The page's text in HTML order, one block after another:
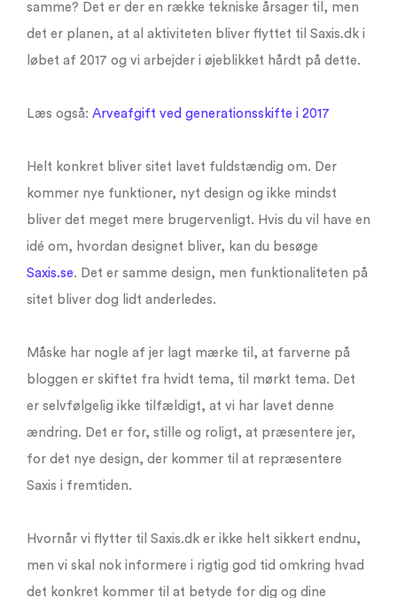
samme? Det er der en række tekniske årsager til, men
det er planen, at al aktiviteten bliver flyttet til Saxis.dk i
løbet af 2017 og vi arbejder i øjeblikket hårdt på dette.
Læs også: Arveafgift ved generationsskifte i 2017
Helt konkret bliver sitet lavet fuldstændig om. Der
kommer nye funktioner, nyt design og ikke mindst
bliver det meget mere brugervenligt. Hvis du vil have en
idé om, hvordan designet bliver, kan du besøge
Saxis.se. Det er samme design, men funktionaliteten på
sitet bliver dog lidt anderledes.
Måske har nogle af jer lagt mærke til, at farverne på
bloggen er skiftet fra hvidt tema, til mørkt tema. Det
er selvfølgelig ikke tilfældigt, at vi har lavet denne
ændring. Det er for, stille og roligt, at præsentere jer,
for det nye design, der kommer til at repræsentere
Saxis i fremtiden.
Hvornår vi flytter til Saxis.dk er ikke helt sikkert endnu,
men vi skal nok informere i rigtig god tid omkring hvad
det konkret kommer til at betyde for dig og dine